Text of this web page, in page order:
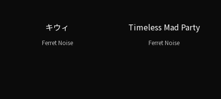
キウィ
Ferret Noise
Timeless Mad Party
Ferret Noise